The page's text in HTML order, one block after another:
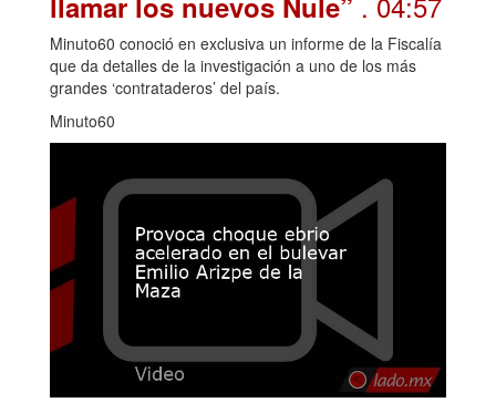
Minuto60 conoció en exclusiva un informe de la Fiscalía
que da detalles de la investigación a uno de los más
grandes ‘contrataderos’ del país.
Minuto60